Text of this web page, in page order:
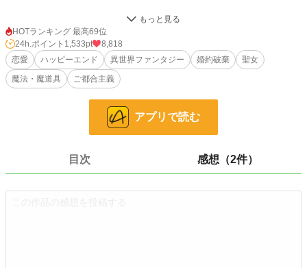
883 位 / 228,997 件
恋愛 520 位 / 66,399 件
お気に入り 590
2024.11.08 16:09
初回完結日時 2024.11.08 16:10
HOTランキング 最高69位
24h.ポイント 1,533pt
8,818
恋愛
ハッピーエンド 異世界ファンタジー 婚約破棄
聖女
魔法・魔道具
ご都合主義
アプリで読む
目次 感想（2件）